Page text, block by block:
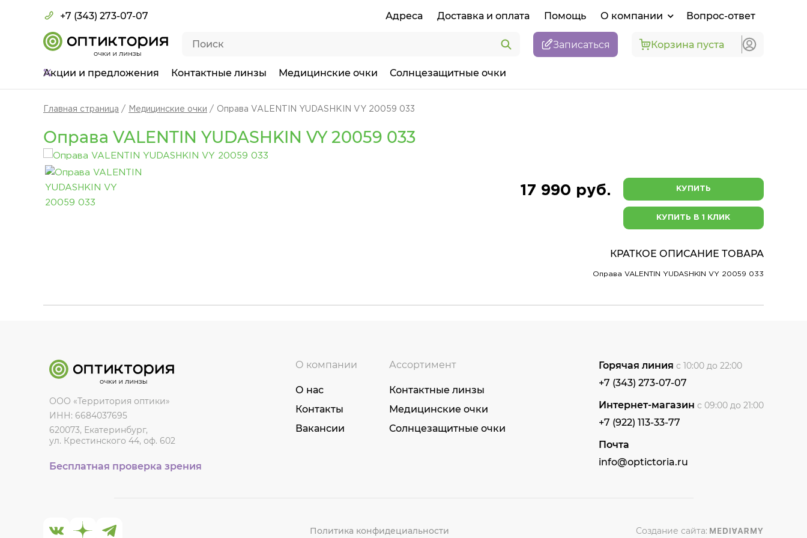
+7 (343) 273-07-07 Адреса Доставка и оплата Помощь О компании Вопрос-ответ
Записаться Корзина пуста
Акции и предложения Контактные линзы Медицинские очки Солнцезащитные очки
Главная страница Медицинские очки Оправа VALENTIN YUDASHKIN VY 20059 033
Оправа VALENTIN YUDASHKIN VY 20059 033
17 990 руб. КУПИТЬ
КУПИТЬ В 1 КЛИК
КРАТКОЕ ОПИСАНИЕ ТОВАРА
Оправа VALENTIN YUDASHKIN VY 20059 033
ООО «Территория оптики»
ИНН: 6684037695
620073, Екатеринбург,
ул. Крестинского 44, оф. 602
Бесплатная проверка зрения
О компании
О нас
Контакты
Вакансии
Ассортимент
Контактные линзы
Медицинские очки
Солнцезащитные очки
Горячая линия с 10:00 до 22:00
+7 (343) 273-07-07
Интернет-магазин с 09:00 до 21:00
+7 (922) 113-33-77
Почта
info@optictoria.ru
Политика конфидециальности Создание сайта: